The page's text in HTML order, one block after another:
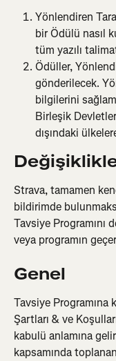
Yönlendiren
bir Ödülü nasıl
tüm yazılı
Ödüller,
gönderilecek.
bilgilerini
Birleşik
dışındaki
Strava, tamamen
bildirimde
Tavsiye Programını
veya programın
Genel
Tavsiye Programına
Şartları & ve
kabulü anlamına
kapsamında